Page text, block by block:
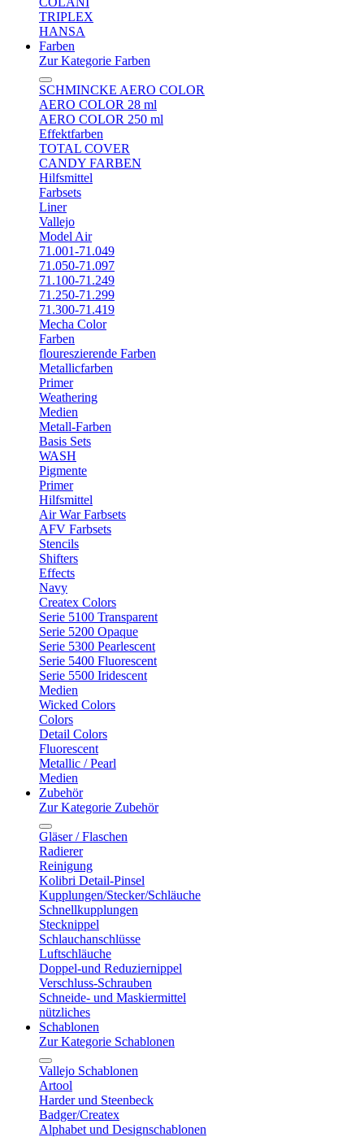
TRIPLEX
HANSA
Farben
Zur Kategorie Farben
SCHMINCKE AERO COLOR
AERO COLOR 28 ml
AERO COLOR 250 ml
Effektfarben
TOTAL COVER
CANDY FARBEN
Hilfsmittel
Farbsets
Liner
Vallejo
Model Air
71.001-71.049
71.050-71.097
71.100-71.249
71.250-71.299
71.300-71.419
Mecha Color
Farben
floureszierende Farben
Metallicfarben
Primer
Weathering
Medien
Metall-Farben
Basis Sets
WASH
Pigmente
Primer
Hilfsmittel
Air War Farbsets
AFV Farbsets
Stencils
Shifters
Effects
Navy
Createx Colors
Serie 5100 Transparent
Serie 5200 Opaque
Serie 5300 Pearlescent
Serie 5400 Fluorescent
Serie 5500 Iridescent
Medien
Wicked Colors
Colors
Detail Colors
Fluorescent
Metallic / Pearl
Medien
Zubehör
Zur Kategorie Zubehör
Gläser / Flaschen
Radierer
Reinigung
Kolibri Detail-Pinsel
Kupplungen/Stecker/Schläuche
Schnellkupplungen
Stecknippel
Schlauchanschlüsse
Luftschläuche
Doppel-und Reduziernippel
Verschluss-Schrauben
Schneide- und Maskiermittel
nützliches
Schablonen
Zur Kategorie Schablonen
Vallejo Schablonen
Artool
Harder und Steenbeck
Badger/Createx
Alphabet und Designschablonen